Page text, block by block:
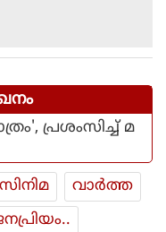
പ്രശംസിച്ച് മ
സിനിമ
വാര്‍ത്ത